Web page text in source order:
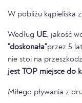
W pobliżu kąpieliska
Według UE, jakość
"doskonała"przez 5 lat z rzędu. przez
nie stoi na
jest TOP miejsce do
Miłego pływania z